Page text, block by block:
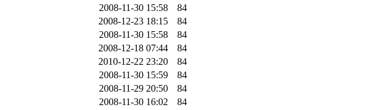
2008-11-30 15:58
84
2008-12-23 18:15
84
2008-11-30 15:58
84
2008-12-18 07:44
84
2010-12-22 23:20
84
2008-11-30 15:59
84
2008-11-29 20:50
84
2008-11-30 16:02
84